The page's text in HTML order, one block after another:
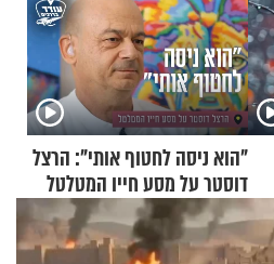
"הוא ניסה לחטוף אותי": הרצל
דוסטר על מסע חייו המטלטל